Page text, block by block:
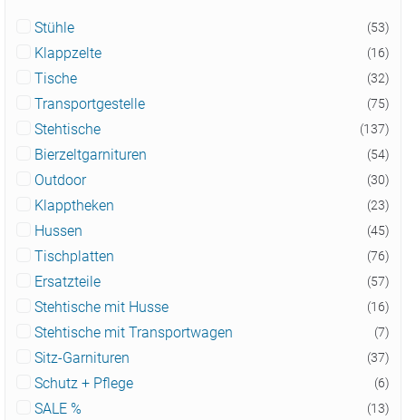
Stühle (53)
Klappzelte (16)
Tische (32)
Transportgestelle (75)
Stehtische (137)
Bierzeltgarnituren (54)
Outdoor (30)
Klapptheken (23)
Hussen (45)
Tischplatten (76)
Ersatzteile (57)
Stehtische mit Husse (16)
Stehtische mit Transportwagen (7)
Sitz-Garnituren (37)
Schutz + Pflege (6)
SALE % (13)